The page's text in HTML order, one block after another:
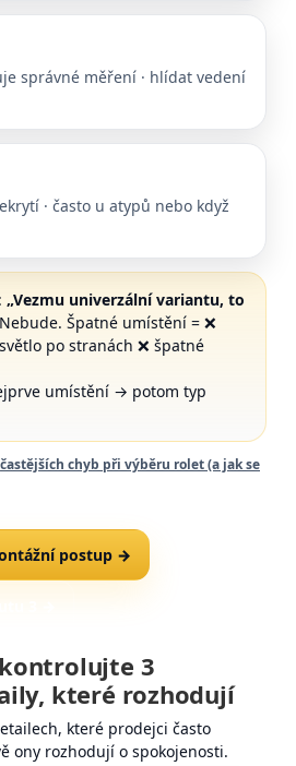
správné měření · hlídat vedení
· často u atypů nebo když
„Vezmu univerzální variantu, to
Nebude. Špatné umístění = ❌
po stranách ❌ špatné
umístění → potom typ
chyb při výběru rolet (a jak se
postup →
3
, které rozhodují
které prodejci často
ony rozhodují o spokojenosti.